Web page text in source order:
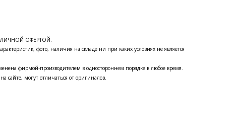
ОФЕРТОЙ.
фото, наличия на складе ни при каких условиях не является
фирмой-производителем в одностороннем порядке в любое время.
сайте, могут отличаться от оригиналов.